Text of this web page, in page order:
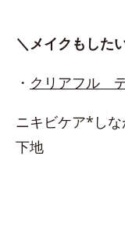
＼メイクもした
・ クリアフル
ニキビケア*し
下地